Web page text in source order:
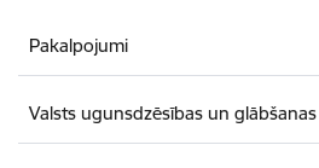
Pakalpojumi
Valsts ugunsdzēsības un